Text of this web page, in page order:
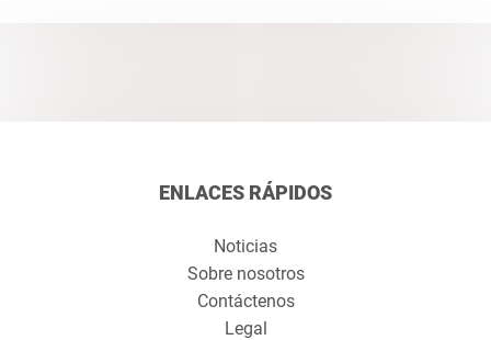
ENLACES RÁPIDOS
Noticias
Sobre nosotros
Contáctenos
Legal